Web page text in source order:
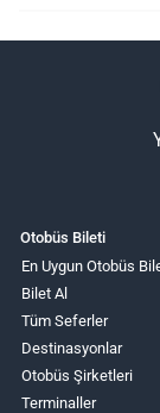
Otobüs Bileti
En Uygun Otobüs
Bilet Al
Tüm Seferler
Destinasyonlar
Otobüs Şirketleri
Terminaller